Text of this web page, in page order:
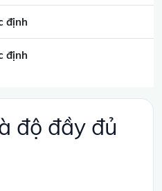
định
định
độ đầy đủ